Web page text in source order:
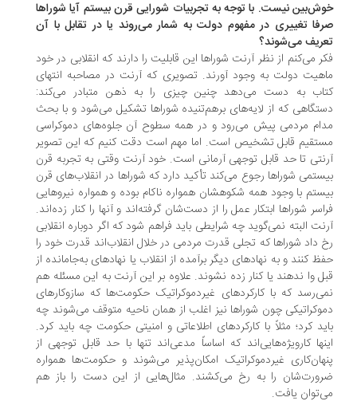
نیست. با توجه به تجربیات شورایی قرن بیستم آیا شوراها
تغییری در مفهوم دولت به شمار می‌روند یا در تقابل با آن
می‌شوند؟
می‌کنم از نظر آرنت شوراها این قابلیت را دارند که انقلابی در خود
دولت به وجود آورند. تصویری که آرنت در مصاحبه انتهای
به دست می‌دهد چنین چیزی را به ذهن متبادر می‌کند:
که از لایه‌های برهم‌تنیده شوراها تشکیل می‌شود و با بحث
مردمی پیش می‌رود و در همه سطوح آن جلوه‌های دموکراسی
قابل تشخیص است. اما مهم است دقت کنیم که این تصویر
تا حد قابل توجهی آرمانی است. خود آرنت وقتی به تجربه قرن
شوراها رجوع می‌کند تأکید دارد که شوراها در انقلاب‌های قرن
با وجود همه شکوهشان همواره ناکام بوده و همواره نیروهایی
شوراها ابتکار عمل را از دست‌شان گرفته‌اند و آنها را کنار زده‌اند.
البته نمی‌گوید چه شرایطی باید فراهم شود که اگر دوباره انقلابی
داد شوراها که تجلی قدرت مردمی در خلال انقلاب‌اند قدرت خود را
کنند و به نهادهای دیگر برآمده از انقلاب یا نهادهای به‌جامانده از
وا ندهند یا کنار زده نشوند. علاوه بر این آرنت به این مسئله هم
که با کارکردهای غیردموکراتیک حکومت‌ها که سازوکارهای
چون شوراها نیز اغلب از همان ناحیه متوقف می‌شوند چه
کرد؛ مثلاً با کارکردهای اطلاعاتی و امنیتی حکومت چه باید کرد.
کارویژه‌هایی‌اند که اساساً مدعی‌اند تنها با حد قابل توجهی از
غیردموکراتیک امکان‌پذیر می‌شوند و حکومت‌ها همواره
را به رخ می‌کشند. مثال‌هایی از این دست را باز هم
یافت.